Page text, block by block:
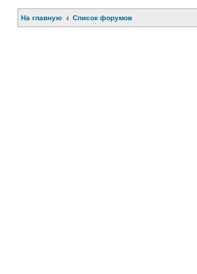
На главную Список форумов